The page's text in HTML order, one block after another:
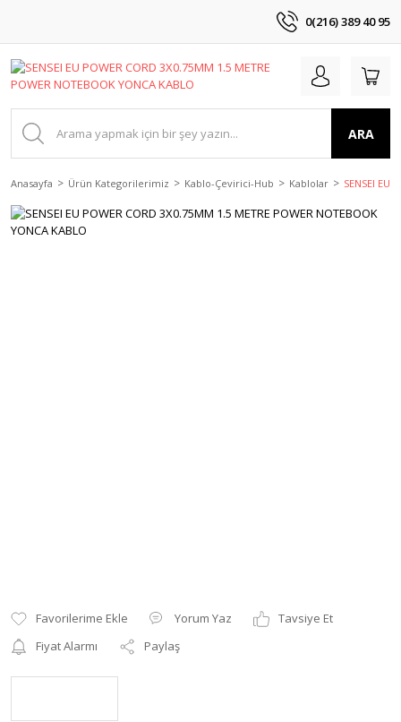
0(216) 389 40 95
ARA
Anasayfa Ürün Kategorilerimiz Kablo-Çevirici-Hub Kablolar SENSEI EU
Yorum Yaz
Tavsiye Et
Fiyat Alarmı
Paylaş